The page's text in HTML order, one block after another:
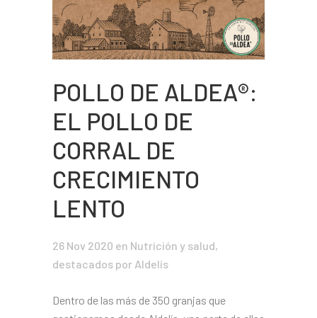
POLLO DE ALDEA®:
EL POLLO DE
CORRAL DE
CRECIMIENTO
LENTO
26 Nov 2020 en Nutrición y salud,
destacados por Aldelís
Dentro de las más de 350 granjas que